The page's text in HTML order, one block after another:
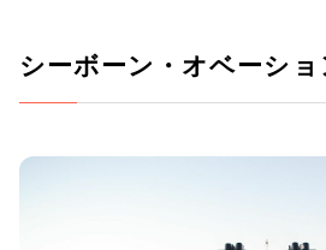
シーボーン・オベーシ